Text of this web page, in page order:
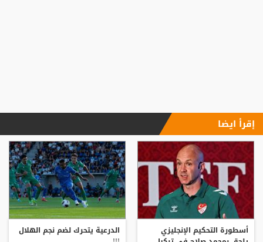
إقرأ ايضا
أسطورة التحكيم الإنجليزي
الدرعية يتحرك لضم نجم الهلال